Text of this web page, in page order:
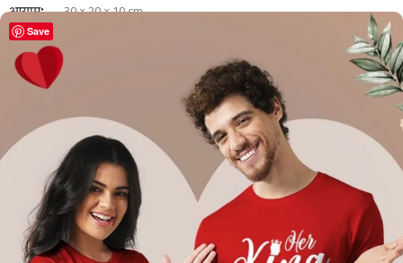
आयाम 30 × 20 × 10 cm
Save